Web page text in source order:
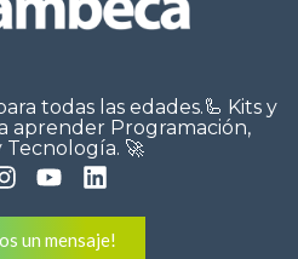
todas las edades.🦾 Kits y
aprender Programación,
Tecnología. 🚀
un mensaje!